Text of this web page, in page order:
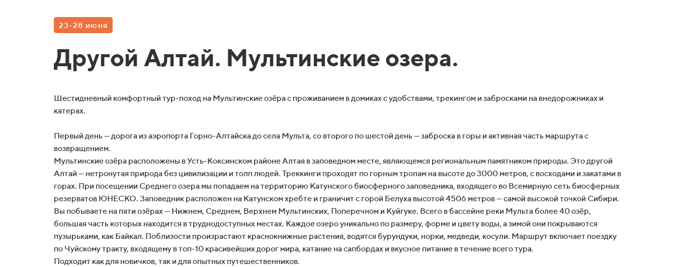
23-28 июня
Другой Алтай. Мультинские озера.
Шестидневный комфортный тур-поход на Мультинские озёра с проживанием в домиках с удобствами, трекингом и забросками на внедорожниках и
катерах.
Первый день — дорога из аэропорта Горно-Алтайска до села Мульта, со второго по шестой день — заброска в горы и активная часть маршрута с
возвращением.
Мультинские озёра расположены в Усть-Коксинском районе Алтая в заповедном месте, являющемся региональным памятником природы. Это другой
Алтай — нетронутая природа без цивилизации и толп людей. Треккинги проходят по горным тропам на высоте до 3000 метров, с восходами и закатами в
горах. При посещении Среднего озера мы попадаем на территорию Катунского биосферного заповедника, входящего во Всемирную сеть биосферных
резерватов ЮНЕСКО. Заповедник расположен на Катунском хребте и граничит с горой Белуха высотой 4506 метров — самой высокой точкой Сибири.
Вы побываете на пяти озёрах — Нижнем, Среднем, Верхнем Мультинских, Поперечном и Куйгуке. Всего в бассейне реки Мульта более 40 озёр,
большая часть которых находится в труднодоступных местах. Каждое озеро уникально по размеру, форме и цвету воды, а зимой они покрываются
пузырьками, как Байкал. Поблизости произрастают краснокнижные растения, водятся бурундуки, норки, медведи, косули. Маршрут включает поездку
по Чуйскому тракту, входящему в топ-10 красивейших дорог мира, катание на сапбордах и вкусное питание в течение всего тура.
Подходит как для новичков, так и для опытных путешественников.